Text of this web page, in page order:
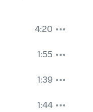
4:20
1:55
1:39
1:44